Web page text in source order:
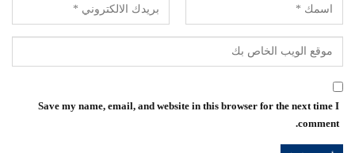
Save my name, email, and website in this browser for the next time I
comment.